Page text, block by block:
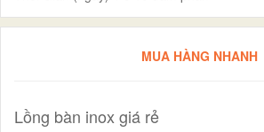
MUA HÀNG NHANH
Lồng bàn inox giá rẻ